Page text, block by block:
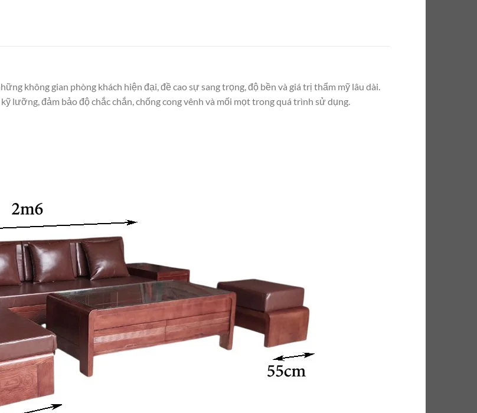
không gian phòng khách hiện đại, đề cao sự sang trọng, độ bền và giá trị thẩm mỹ lâu dài.
kỹ lưỡng, đảm bảo độ chắc chắn, chống cong vênh và mối mọt trong quá trình sử dụng.